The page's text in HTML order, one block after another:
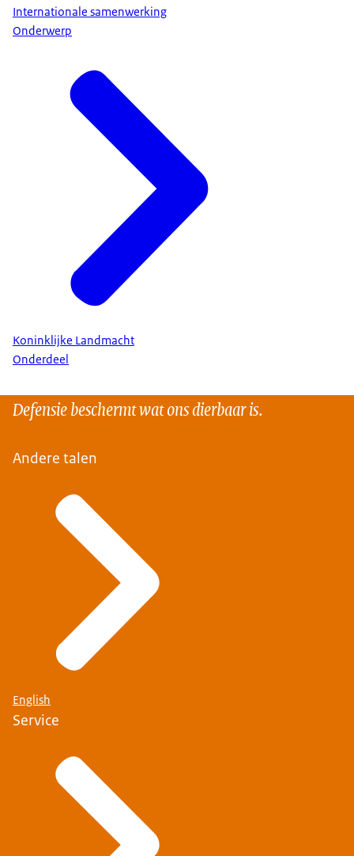
Internationale samenwerking
Onderwerp
Koninklijke Landmacht
Onderdeel
Defensie beschermt wat ons dierbaar is.
Andere talen
English
Service